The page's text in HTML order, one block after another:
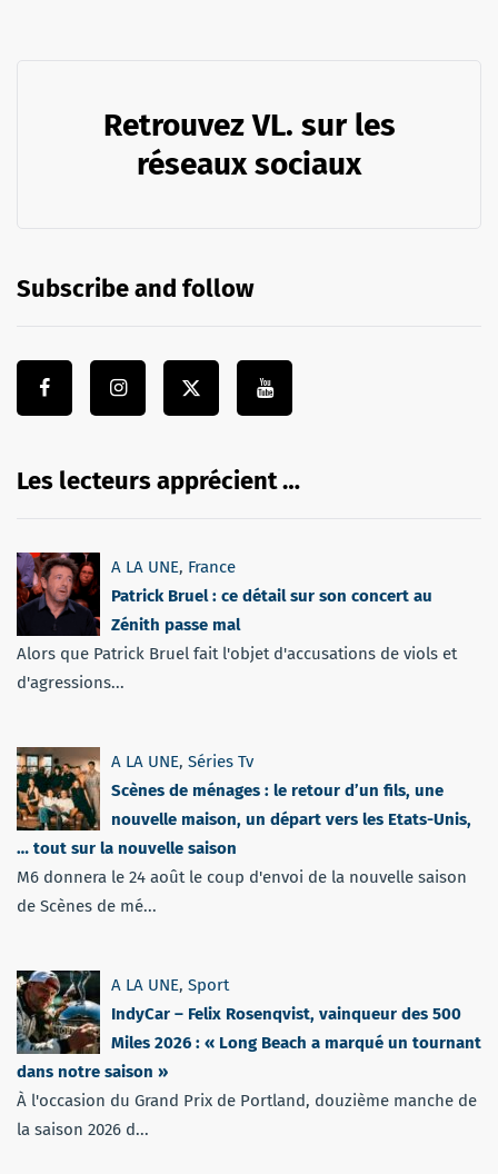
Retrouvez VL. sur les
réseaux sociaux
Subscribe and follow
Les lecteurs apprécient …
A LA UNE, France
Patrick Bruel : ce détail sur son concert au
Zénith passe mal
Alors que Patrick Bruel fait l'objet d'accusations de viols et
d'agressions...
A LA UNE, Séries Tv
Scènes de ménages : le retour d’un fils, une
nouvelle maison, un départ vers les Etats-Unis,
… tout sur la nouvelle saison
M6 donnera le 24 août le coup d'envoi de la nouvelle saison
de Scènes de mé...
A LA UNE, Sport
IndyCar – Felix Rosenqvist, vainqueur des 500
Miles 2026 : « Long Beach a marqué un tournant
dans notre saison »
À l'occasion du Grand Prix de Portland, douzième manche de
la saison 2026 d...